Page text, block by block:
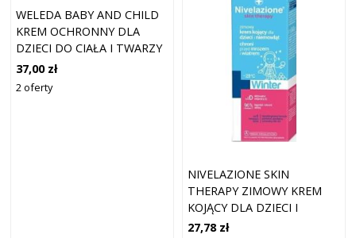
WELEDA BABY AND CHILD
KREM OCHRONNY DLA
DZIECI DO CIAŁA I TWARZY
NAGIETEK 75 ML
37,00 zł
2 oferty
NIVELAZIONE SKIN
THERAPY ZIMOWY KREM
KOJĄCY DLA DZIECI I
NIEMOWLĄT 75ML
27,78 zł